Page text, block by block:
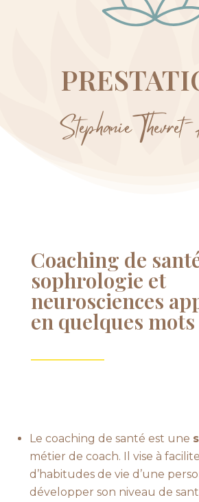
Stéphanie
Coaching de
sophrologie et
neurosciences
en quelques mots
Le coaching de santé est une
métier de coach. Il vise à
d’habitudes de vie d’une
développer son niveau de